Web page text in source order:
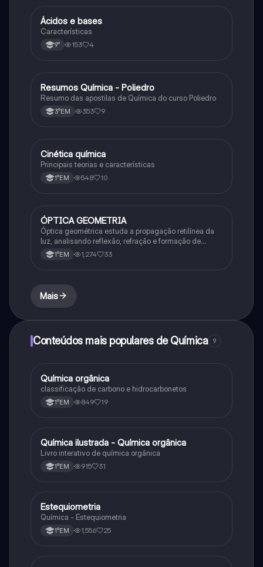
Química
Ácidos e bases
Características
9° 153 4
Química
Resumos Química - Poliedro
Resumo das apostilas de Química do curso Poliedro
3°EM 353 9
Química
Cinética química
Principais teorias e características
1°EM 548 10
Química
ÓPTICA GEOMETRIA
Óptica geométrica estuda a propagação retilínea da
luz, analisando reflexão, refração e formação de
imagens em espelhos e lentes. Usa princípios como
os de Snell-Descartes e Fermat.
1°EM 1,274 33
Mais
Conteúdos mais populares de Química 9
Química
Química orgânica
classificação de carbono e hidrocarbonetos
1°EM 849 19
Química
Química ilustrada - Química orgânica
Livro interativo de química orgânica
1°EM 915 31
Química
Estequiometria
Química - Estequiometria
1°EM 1,556 25